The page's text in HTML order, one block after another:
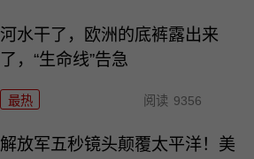
河水干了，欧洲的底裤露出来
了，“生命线”告急
最热 阅读 9356
解放军五秒镜头颠覆太平洋！美